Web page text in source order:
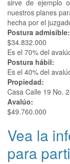
sirve de ejemplo
nuestros planes
hecha por el
Postura admisible:
$34.832.000
Es el 70% del
Postura hábil:
Es el 40% del
Propiedad:
Casa Calle 19 No.
Avalúo:
$49.760.000
Vea la
para